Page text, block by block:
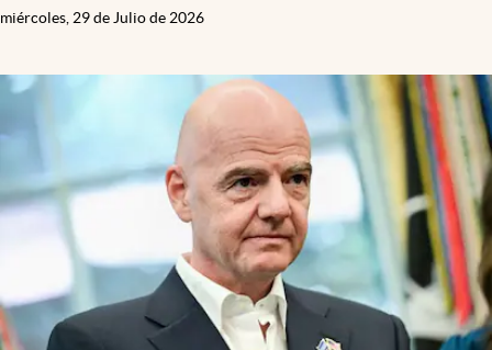
miércoles, 29 de Julio de 2026